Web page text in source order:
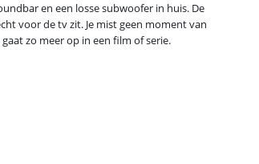
en een losse subwoofer in huis. De
voor de tv zit. Je mist geen moment van
zo meer op in een film of serie.